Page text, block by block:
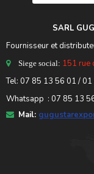
SARL
Fournisseur et
Siege social: 151 rue
Tel: 07 85 13 56 01 / 01
Whatsapp : 07 85 13
Mail: